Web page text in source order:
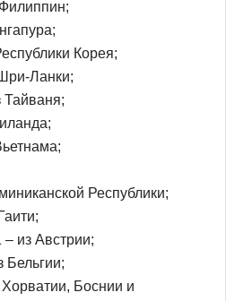
Корея;
Ланки;
Тайваня;
Республики;
из Австрии;
Бельгии;
Боснии и